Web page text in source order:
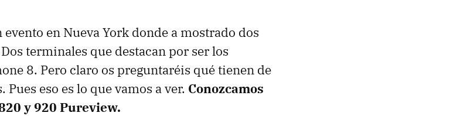
en Nueva York donde a mostrado dos
terminales que destacan por ser los
8. Pero claro os preguntaréis qué tienen de
eso es lo que vamos a ver. Conozcamos
y 920 Pureview.